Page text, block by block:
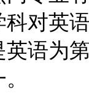
对英
语为